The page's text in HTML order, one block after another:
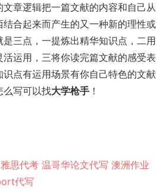
章逻辑把一篇文献的内容和自己从
合起来而产生的又一种新的理性或
三点，一提炼出精华知识点，二用
运用，三将你读完篇文献的感受表
点有运用场景有你自己特色的文献
么写可以找大学枪手 ！
雅思代考 温哥华论文代写 澳洲作业
代写